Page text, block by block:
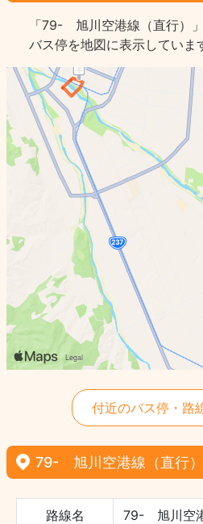
「79- 旭川空港線（直行）
バス停を地図に表示していま
付近のバス停・路
79- 旭川空港線（直行
路線名 79- 旭川空港